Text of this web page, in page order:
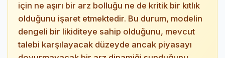
için ne aşırı bir arz bolluğu ne de kritik bir kıtlık
olduğunu işaret etmektedir. Bu durum, modelin
dengeli bir likiditeye sahip olduğunu, mevcut
talebi karşılayacak düzeyde ancak piyasayı